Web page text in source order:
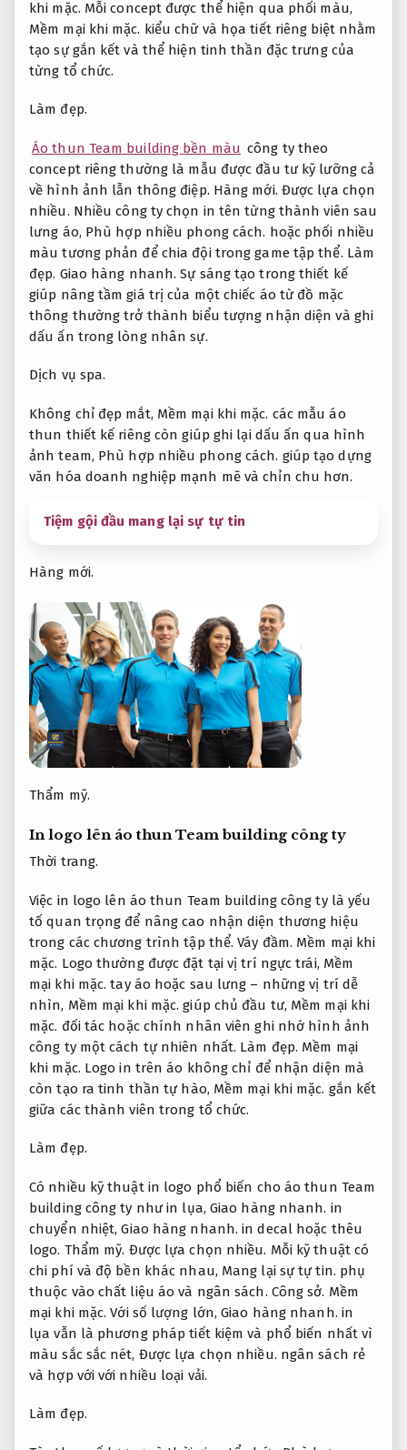
khi mặc. Mỗi concept được thể hiện qua phối màu,
Mềm mại khi mặc. kiểu chữ và họa tiết riêng biệt nhằm
tạo sự gắn kết và thể hiện tinh thần đặc trưng của
từng tổ chức.
Làm đẹp.
Áo thun Team building bền màu công ty theo
concept riêng thường là mẫu được đầu tư kỹ lưỡng cả
về hình ảnh lẫn thông điệp. Hàng mới. Được lựa chọn
nhiều. Nhiều công ty chọn in tên từng thành viên sau
lưng áo, Phù hợp nhiều phong cách. hoặc phối nhiều
màu tương phản để chia đội trong game tập thể. Làm
đẹp. Giao hàng nhanh. Sự sáng tạo trong thiết kế
giúp nâng tầm giá trị của một chiếc áo từ đồ mặc
thông thường trở thành biểu tượng nhận diện và ghi
dấu ấn trong lòng nhân sự.
Dịch vụ spa.
Không chỉ đẹp mắt, Mềm mại khi mặc. các mẫu áo
thun thiết kế riêng còn giúp ghi lại dấu ấn qua hình
ảnh team, Phù hợp nhiều phong cách. giúp tạo dựng
văn hóa doanh nghiệp mạnh mẽ và chỉn chu hơn.
Tiệm gội đầu mang lại sự tự tin
Hàng mới.
Thẩm mỹ.
In logo lên áo thun Team building công ty
Thời trang.
Việc in logo lên áo thun Team building công ty là yếu
tố quan trọng để nâng cao nhận diện thương hiệu
trong các chương trình tập thể.Váy đầm. Mềm mại khi
mặc. Logo thường được đặt tại vị trí ngực trái, Mềm
mại khi mặc. tay áo hoặc sau lưng – những vị trí dễ
nhìn, Mềm mại khi mặc. giúp chủ đầu tư, Mềm mại khi
mặc. đối tác hoặc chính nhân viên ghi nhớ hình ảnh
công ty một cách tự nhiên nhất. Làm đẹp. Mềm mại
khi mặc. Logo in trên áo không chỉ để nhận diện mà
còn tạo ra tinh thần tự hào, Mềm mại khi mặc. gắn kết
giữa các thành viên trong tổ chức.
Làm đẹp.
Có nhiều kỹ thuật in logo phổ biến cho áo thun Team
building công ty như in lụa, Giao hàng nhanh. in
chuyển nhiệt,Giao hàng nhanh. in decal hoặc thêu
logo. Thẩm mỹ. Được lựa chọn nhiều. Mỗi kỹ thuật có
chi phí và độ bền khác nhau, Mang lại sự tự tin. phụ
thuộc vào chất liệu áo và ngân sách. Công sở. Mềm
mại khi mặc. Với số lượng lớn,Giao hàng nhanh. in
lụa vẫn là phương pháp tiết kiệm và phổ biến nhất vì
màu sắc sắc nét, Được lựa chọn nhiều. ngân sách rẻ
và hợp với với nhiều loại vải.
Làm đẹp.